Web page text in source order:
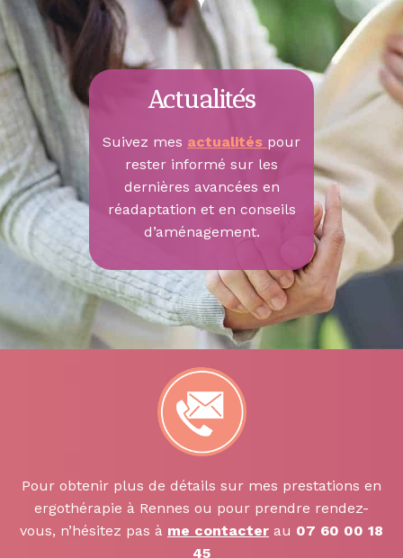
Actualités
Suivez mes actualités pour
rester informé sur les
dernières avancées en
réadaptation et en conseils
d’aménagement.
Pour obtenir plus de détails sur mes prestations en
ergothérapie à Rennes ou pour prendre rendez-
vous, n’hésitez pas à me contacter au 07 60 00 18
45